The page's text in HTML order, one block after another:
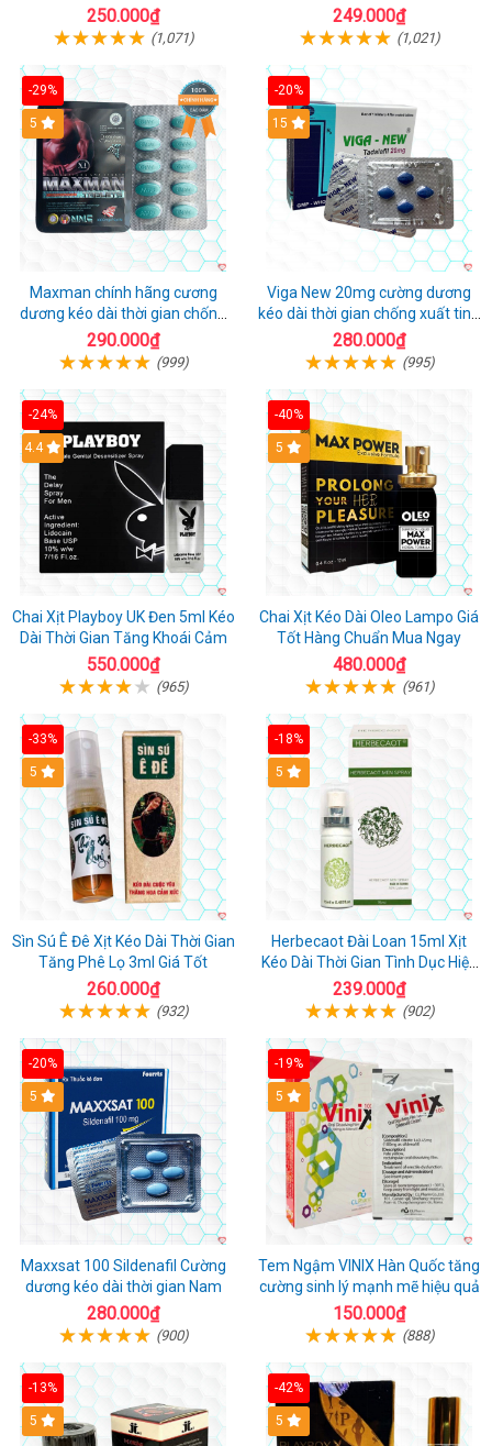
100 chống xts cương dương
250.000₫
(1,071)
gian cho nam
249.000₫
(1,021)
-29%
Hot
5
Maxman chính hãng cương
dương kéo dài thời gian chống
xuất tinh sớm hộp 10 viên
290.000₫
(999)
-20%
15
Viga New 20mg cường dương
kéo dài thời gian chống xuất tinh
hộp 4 viên
280.000₫
(995)
-24%
Hot
4.4
Chai Xịt Playboy UK Đen 5ml Kéo
Dài Thời Gian Tăng Khoái Cảm
550.000₫
(965)
-40%
5
Chai Xịt Kéo Dài Oleo Lampo Giá
Tốt Hàng Chuẩn Mua Ngay
480.000₫
(961)
-33%
5
Sìn Sú Ê Đê Xịt Kéo Dài Thời Gian
Tăng Phê Lọ 3ml Giá Tốt
260.000₫
(932)
-18%
5
Herbecaot Đài Loan 15ml Xịt
Kéo Dài Thời Gian Tình Dục Hiệu
Quả
239.000₫
(902)
-20%
5
Maxxsat 100 Sildenafil Cường
dương kéo dài thời gian Nam
280.000₫
(900)
-19%
5
Tem Ngậm VINIX Hàn Quốc tăng
cường sinh lý mạnh mẽ hiệu quả
150.000₫
(888)
-13%
5
-42%
5